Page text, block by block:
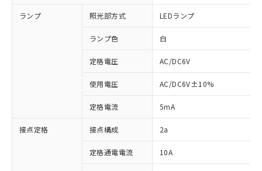
ランプ 照光部方式 LEDランプ
ランプ色 白
定格電圧 AC/DC6V
使用電圧 AC/DC6V±10%
定格電流 5mA
接点定格 接点構成 2a
定格通電電流 10A
ご利用条件
以下の条件をお読みいただき、同意のうえ
ご利用ください。
商品の当社在庫状況および標準価格
(税抜)を提供させていただくもので
対応済み：EU RoHS指令（10物質）の
非含有に対応した製品が提供可能な商品で
対応予定：EU RoHS指令（10物質）の非含
有に対応した製品に切り替える予定のある
対応予定なし：EU RoHS指令（10物質）の
非含有に非対応の商品で、対応品を出す予
定はありません。
調査・確認中：EU RoHS指令（10物質）の
非含有の対応状況を調査中または確認中の
非該当品：ライセンス料など無形物で、有
害物質有無と関係のない商品です。
※1 中国RoHS○×表
「○」：最大均質材料含有率が中国RoHSの
基準値以下であることを示します。